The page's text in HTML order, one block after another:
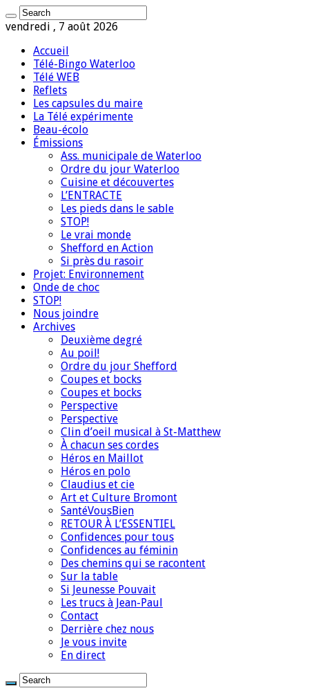
vendredi , 7 août 2026
Accueil
Télé-Bingo Waterloo
Télé WEB
Reflets
Les capsules du maire
La Télé expérimente
Beau-écolo
Émissions
Ass. municipale de Waterloo
Ordre du jour Waterloo
Cuisine et découvertes
L’ENTRACTE
Les pieds dans le sable
STOP!
Le vrai monde
Shefford en Action
Si près du rasoir
Projet: Environnement
Onde de choc
STOP!
Nous joindre
Archives
Deuxième degré
Au poil!
Ordre du jour Shefford
Coupes et bocks
Coupes et bocks
Perspective
Perspective
Clin d’oeil musical à St-Matthew
À chacun ses cordes
Héros en Maillot
Héros en polo
Claudius et cie
Art et Culture Bromont
SantéVousBien
RETOUR À L’ESSENTIEL
Confidences pour tous
Confidences au féminin
Des chemins qui se racontent
Sur la table
Si Jeunesse Pouvait
Les trucs à Jean-Paul
Contact
Derrière chez nous
Je vous invite
En direct